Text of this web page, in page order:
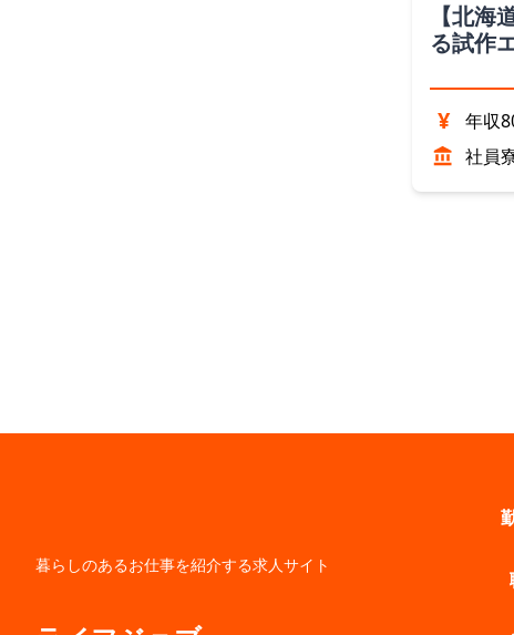
【北
る試作
¥
年収
社員
暮らしのあるお仕事を紹介する求人サイト